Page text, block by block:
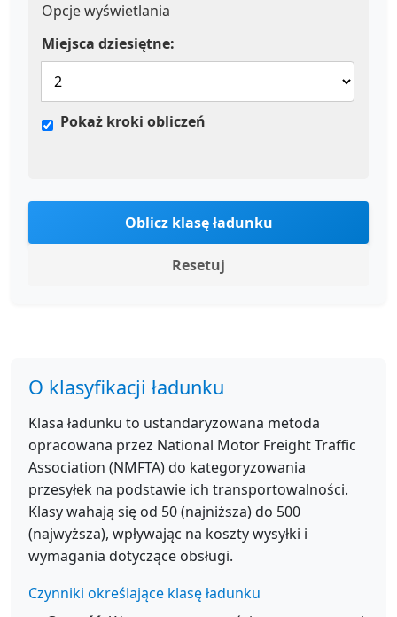
Opcje wyświetlania
Miejsca dziesiętne:
Pokaż kroki obliczeń
Oblicz klasę ładunku
Resetuj
O klasyfikacji ładunku
Klasa ładunku to ustandaryzowana metoda
opracowana przez National Motor Freight Traffic
Association (NMFTA) do kategoryzowania
przesyłek na podstawie ich transportowalności.
Klasy wahają się od 50 (najniższa) do 500
(najwyższa), wpływając na koszty wysyłki i
wymagania dotyczące obsługi.
Czynniki określające klasę ładunku